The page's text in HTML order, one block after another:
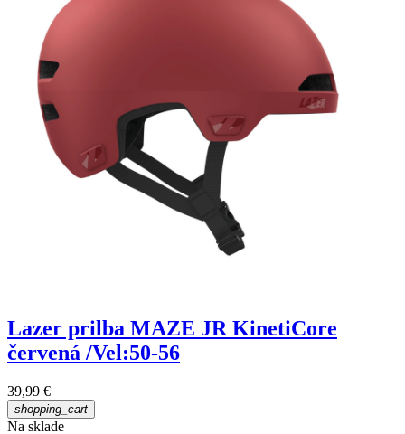
Lazer prilba MAZE JR KinetiCore
červená /Vel:50-56
39,99 €
shopping_cart
Na sklade